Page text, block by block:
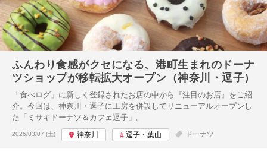
ふんわり食感がクセになる、港町生まれのドーナ
ツショップが移転拡大オープン（神奈川・逗子）
「食べログ」に新しく登録されたお店の中から『注目のお店』をご紹
介。今回は、神奈川・逗子に工房を併設してリニューアルオープンし
た「ミサキドーナツ＆カフェ逗子」。
投稿日:
2026/03/07 (土) 神奈川 逗子・葉山 ドーナツ